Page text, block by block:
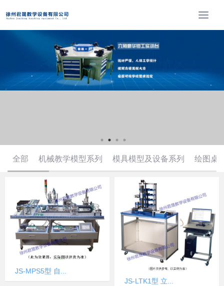
T
o
e
a
t
i
o
全部 机械教学模型系列 模具模型及设备系列 绘图桌
JS-MPS5型 自...
JS-LTK1型 立...